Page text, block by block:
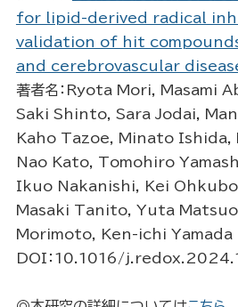
for lipid-derived radical
validation of hit
and cerebrovascular
著者名：Ryota Mori, Masami
Saki Shinto, Sara Jodai,
Kaho Tazoe, Minato Ishida,
Nao Kato, Tomohiro
Ikuo Nakanishi, Kei
Masaki Tanito, Yuta
Morimoto, Ken-ichi Yamada
DOI：10.1016/